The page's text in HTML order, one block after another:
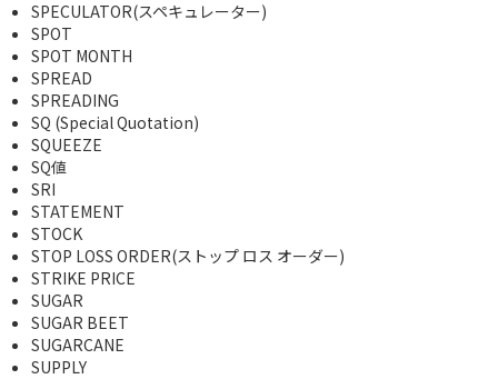
SPECULATOR(スペキュレーター)
SPOT
SPOT MONTH
SPREAD
SPREADING
SQ (Special Quotation)
SQUEEZE
SQ値
SRI
STATEMENT
STOCK
STOP LOSS ORDER(ストップ ロス オーダー)
STRIKE PRICE
SUGAR
SUGAR BEET
SUGARCANE
SUPPLY